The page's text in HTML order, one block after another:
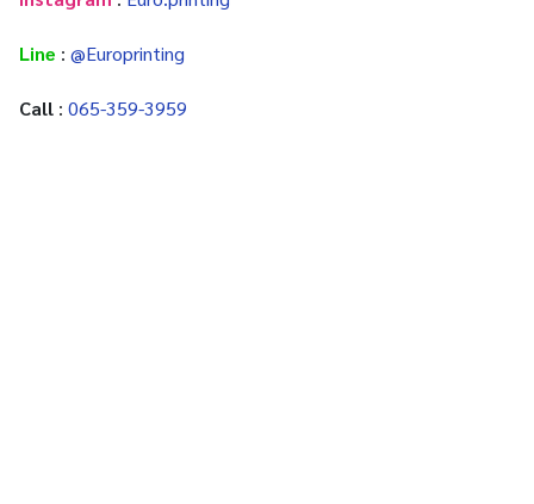
Line : @Europrinting
Call : 065-359-3959
Search